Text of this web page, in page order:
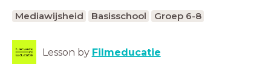
Mediawijsheid Basisschool Groep 6-8
Lesson by Filmeducatie